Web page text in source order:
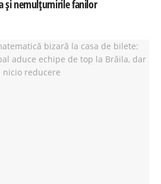
și nemulțumirile fanilor